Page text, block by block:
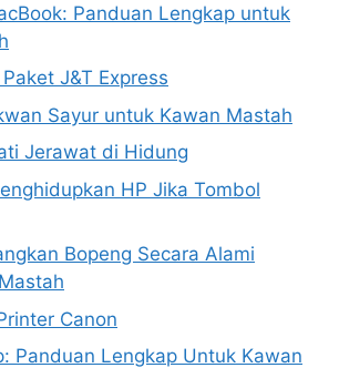
Panduan Lengkap untuk
J&T Express
Sayur untuk Kawan Mastah
Jerawat di Hidung
HP Jika Tombol
Bopeng Secara Alami
Canon
Panduan Lengkap Untuk Kawan